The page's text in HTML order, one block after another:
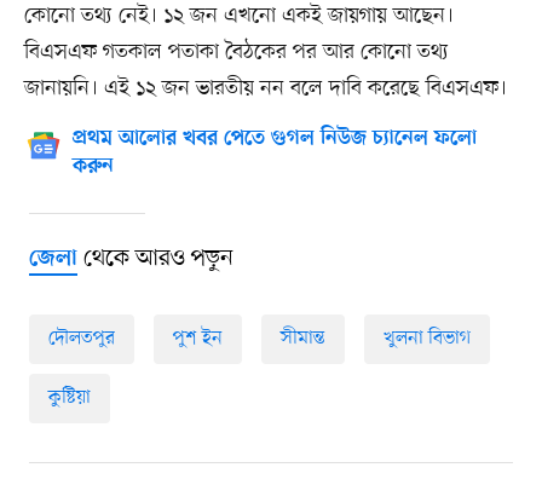
কোনো তথ্য নেই। ১২ জন এখনো একই জায়গায় আছেন।
বিএসএফ গতকাল পতাকা বৈঠকের পর আর কোনো তথ্য
জানায়নি। এই ১২ জন ভারতীয় নন বলে দাবি করেছে বিএসএফ।
প্রথম আলোর খবর পেতে গুগল নিউজ চ্যানেল ফলো
করুন
জেলাথেকে আরও পড়ুন
দৌলতপুর পুশ ইন সীমান্ত খুলনা বিভাগ
কুষ্টিয়া